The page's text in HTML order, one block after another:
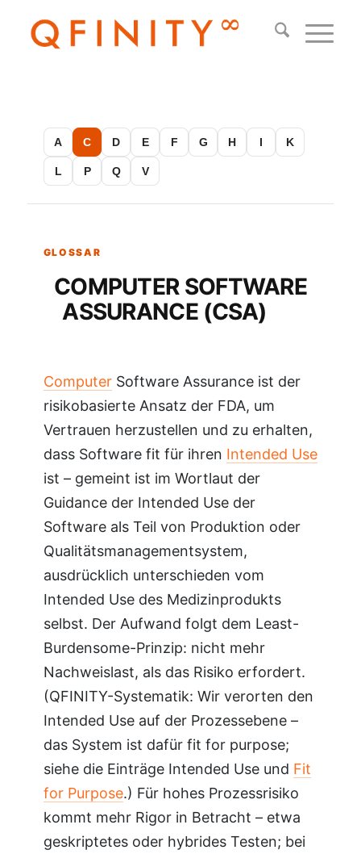
A C D E F G H I K
L P Q V
COMPUTER SOFTWARE
ASSURANCE (CSA)
ComputerSoftware Assurance ist der
risikobasierte Ansatz der FDA, um
Vertrauen herzustellen und zu erhalten,
dass Software fit für ihren Intended Use
ist – gemeint ist im Wortlaut der
Guidance der Intended Use der
Software als Teil von Produktion oder
Qualitätsmanagementsystem,
ausdrücklich unterschieden vom
Intended Use des Medizinprodukts
selbst. Der Aufwand folgt dem Least-
Burdensome-Prinzip: nicht mehr
Nachweislast, als das Risiko erfordert.
(QFINITY-Systematik: Wir verorten den
Intended Use auf der Prozessebene –
das System ist dafür fit for purpose;
siehe die Einträge Intended Use und Fit
for Purpose.) Für hohes Prozessrisiko
kommt mehr Rigor in Betracht – etwa
geskriptetes oder hybrides Testen; bei